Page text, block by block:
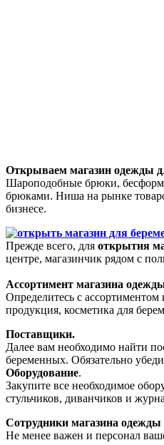
Открываем магазин одежды
Шароподобные брюки,
брюками. Ниша на рынке
бизнесе.
Прежде всего, для открытия
центре, магазинчик рядом с
Ассортимент магазина
Определитесь с
продукция, косметика для
Поставщики.
Далее вам необходимо найти
беременных. Обязательно
Оборудование.
Закупите все необходимое
стульчиков, диванчиков и
Сотрудники магазина
Не менее важен и персонал